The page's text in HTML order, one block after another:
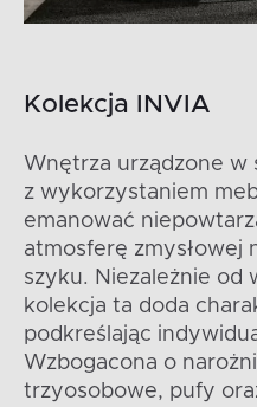
Kolekcja INVIA
Wnętrza urządzone
z wykorzystaniem
emanować
atmosferę zmysłowej
szyku. Niezależnie od
kolekcja ta doda
podkreślając
Wzbogacona o
trzyosobowe, pufy